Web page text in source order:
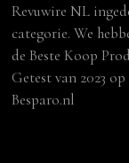
Revuwire NL
categorie. We
deBeste Koop
Getest van 2023 op
Besparo.nl